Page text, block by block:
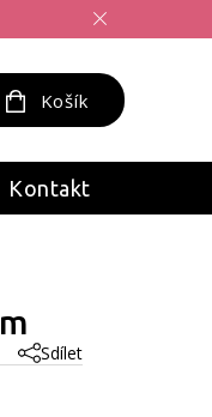
Košík
Kontakt
Sdílet